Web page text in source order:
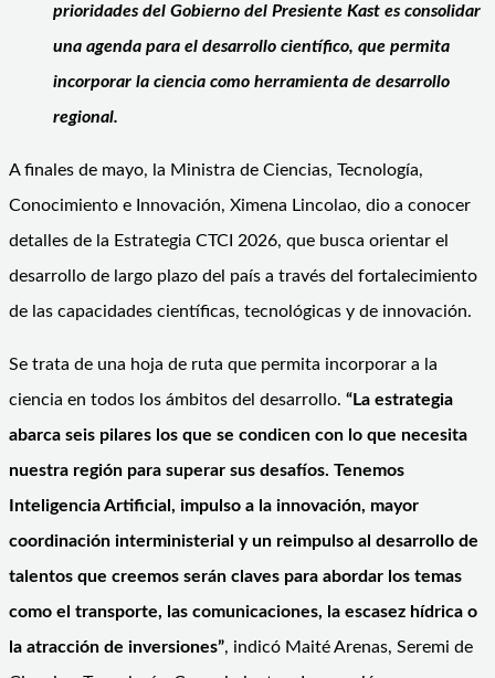
prioridades del Gobierno del Presiente Kast es consolidar
una agenda para el desarrollo científico, que permita
incorporar la ciencia como herramienta de desarrollo
regional.
A finales de mayo, la Ministra de Ciencias, Tecnología,
Conocimiento e Innovación, Ximena Lincolao, dio a conocer
detalles de la Estrategia CTCI 2026, que busca orientar el
desarrollo de largo plazo del país a través del fortalecimiento
de las capacidades científicas, tecnológicas y de innovación.
Se trata de una hoja de ruta que permita incorporar a la
ciencia en todos los ámbitos del desarrollo. “La estrategia
abarca seis pilares los que se condicen con lo que necesita
nuestra región para superar sus desafíos. Tenemos
Inteligencia Artificial, impulso a la innovación, mayor
coordinación interministerial y un reimpulso al desarrollo de
talentos que creemos serán claves para abordar los temas
como el transporte, las comunicaciones, la escasez hídrica o
la atracción de inversiones”, indicó Maité Arenas, Seremi de